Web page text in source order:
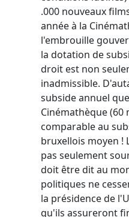
.000 nouveaux
année à la
l'embrouille
la dotation de
droit est non
inadmissible.
subside annuel
Cinémathèque (60
comparable au
bruxellois moyen !
pas seulement
doit être dit au
politiques ne
la présidence de
qu'ils assureront